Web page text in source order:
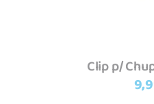
Clip p/